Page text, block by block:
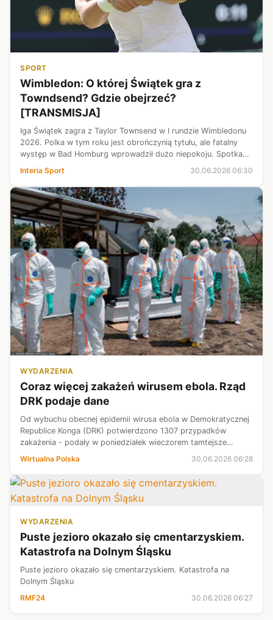
SPORT
Wimbledon: O której Świątek gra z
Towndsend? Gdzie obejrzeć?
[TRANSMISJA]
Iga Świątek zagra z Taylor Townsend w I rundzie Wimbledonu
2026. Polka w tym roku jest obrończynią tytułu, ale fatalny
występ w Bad Homburg wprowadził dużo niepokoju. Spotkanie
Polki z Amerykanką zostanie rozegrane dzisiaj 30 czerwca. O
której godzin...
Interia Sport 30.06.2026 06:30
WYDARZENIA
Coraz więcej zakażeń wirusem ebola. Rząd
DRK podaje dane
Od wybuchu obecnej epidemii wirusa ebola w Demokratycznej
Republice Konga (DRK) potwierdzono 1307 przypadków
zakażenia - podały w poniedziałek wieczorem tamtejsze
zmarło jak dotąd 377 osób.
Wirtualna Polska 30.06.2026 06:28
WYDARZENIA
Puste jezioro okazało się cmentarzyskiem.
Katastrofa na Dolnym Śląsku
Puste jezioro okazało się cmentarzyskiem. Katastrofa na
Dolnym Śląsku
RMF24
30.06.2026 06:27